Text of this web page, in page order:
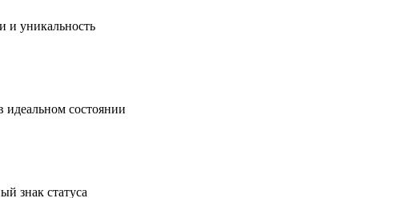
и уникальность
состоянии
знак статуса